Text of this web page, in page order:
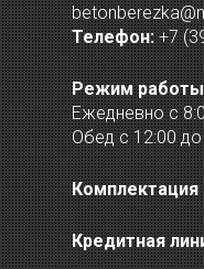
Телефон: +7
Режим
Ежедневно с
Обед с 12:00 до
Комплектация
Кредитная